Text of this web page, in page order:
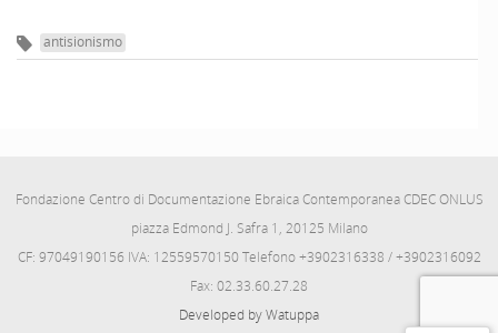
antisionismo
Fondazione Centro di Documentazione Ebraica Contemporanea CDEC ONLUS
piazza Edmond J. Safra 1, 20125 Milano
CF: 97049190156 IVA: 12559570150 Telefono +3902316338 / +3902316092
Fax: 02.33.60.27.28
Developed by Watuppa